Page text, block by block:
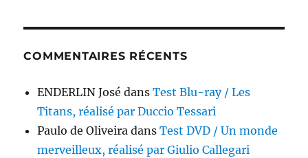
COMMENTAIRES RÉCENTS
ENDERLIN José dansTest Blu-ray / Les
Titans, réalisé par Duccio Tessari
Paulo de Oliveira dansTest DVD / Un monde
merveilleux, réalisé par Giulio Callegari